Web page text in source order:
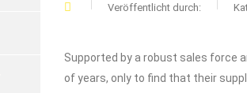
Veröffentlicht durch:
Supported by a robust sales force
of years, only to find that their